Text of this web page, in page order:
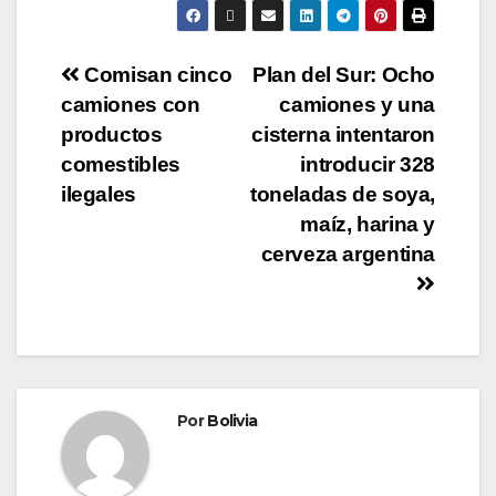
Plan del Sur: Ocho
camiones y una
cisterna intentaron
introducir 328
toneladas de soya,
maíz, harina y
cerveza argentina
Comisan cinco
camiones con
productos
comestibles
ilegales
PorBolivia